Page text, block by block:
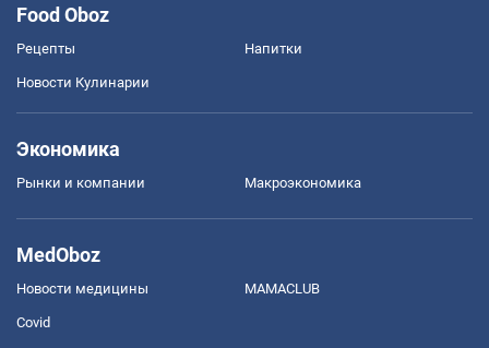
Food Oboz
Рецепты Напитки
Новости Кулинарии
Экономика
Рынки и компании Mакроэкономика
MedOboz
Новости медицины MAMACLUB
Covid